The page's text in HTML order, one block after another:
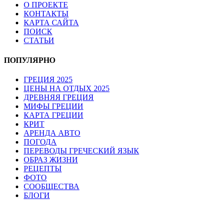
О ПРОЕКТЕ
КОНТАКТЫ
КАРТА САЙТА
ПОИСК
СТАТЬИ
ПОПУЛЯРНО
ГРЕЦИЯ 2025
ЦЕНЫ НА ОТДЫХ 2025
ДРЕВНЯЯ ГРЕЦИЯ
МИФЫ ГРЕЦИИ
КАРТА ГРЕЦИИ
КРИТ
АРЕНДА АВТО
ПОГОДА
ПЕРЕВОДЫ ГРЕЧЕСКИЙ ЯЗЫК
ОБРАЗ ЖИЗНИ
РЕЦЕПТЫ
ФОТО
СООБЩЕСТВА
БЛОГИ